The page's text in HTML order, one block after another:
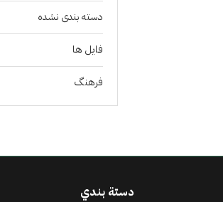
دسته بندی نشده
فايل ها
فرهنگ
دستة بندي